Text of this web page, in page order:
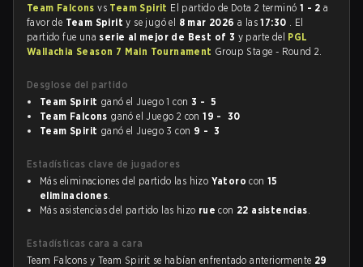
Team Falconsvs Team Spirit El partido de Dota 2 terminó 1 - 2 a
favor de Team Spirity se jugó el 8 mar 2026a las17:30 . El
partido fue una serie al mejor de Best of 3 y parte del PGL
Wallachia Season 7 Main Tournament Group Stage - Round 2.
Desglose del partido
Team Spirit ganó el Juego 1 con 3 - 5
Team Falcons ganó el Juego 2 con19 - 30
Team Spirit ganó el Juego 3 con 9 - 3
Estadísticas clave de jugadores
Más eliminaciones del partido las hizo Yatoro con15
eliminaciones.
Más asistencias del partido las hizo rue con 22 asistencias.
Estadísticas cara a cara
Team Falcons y Team Spirit se habían enfrentado anteriormente 29